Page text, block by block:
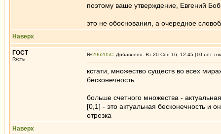
поэтому ваше утверждение, Евгений
это не обоснования, а очередное
Наверх
ГОСТ
Гость
№296205 Добавлено: Вт 20 Сен 16, 12:45 (10 лет
кстати, множество существ во всех
бесконечность
больше счетного множества -
[0,1] - это актуальная бесконечность и
отрезка
Наверх